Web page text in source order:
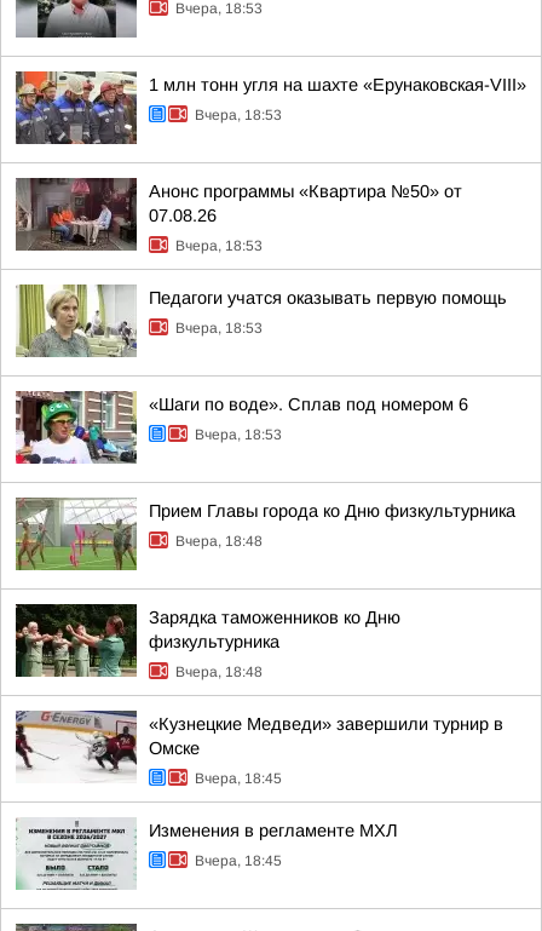
Вчера, 18:53
1 млн тонн угля на шахте «Ерунаковская-VIII»
Вчера, 18:53
Анонс программы «Квартира №50» от
07.08.26
Вчера, 18:53
Педагоги учатся оказывать первую помощь
Вчера, 18:53
«Шаги по воде». Сплав под номером 6
Вчера, 18:53
Прием Главы города ко Дню физкультурника
Вчера, 18:48
Зарядка таможенников ко Дню
физкультурника
Вчера, 18:48
«Кузнецкие Медведи» завершили турнир в
Омске
Вчера, 18:45
Изменения в регламенте МХЛ
Вчера, 18:45